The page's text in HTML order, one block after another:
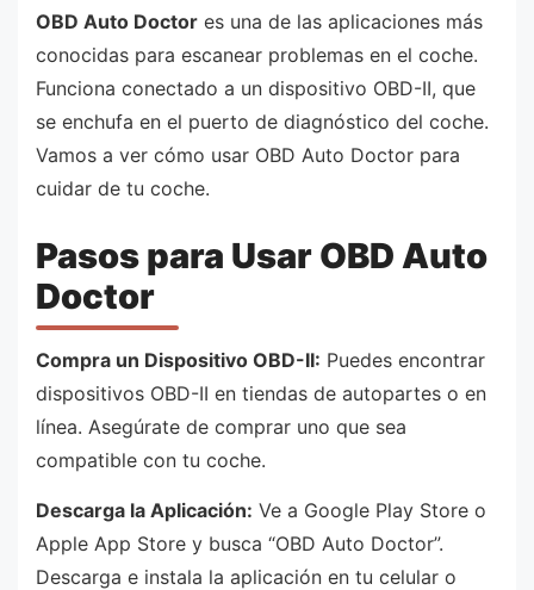
OBD Auto Doctor es una de las aplicaciones más
conocidas para escanear problemas en el coche.
Funciona conectado a un dispositivo OBD-II, que
se enchufa en el puerto de diagnóstico del coche.
Vamos a ver cómo usar OBD Auto Doctor para
cuidar de tu coche.
Pasos para Usar OBD Auto
Doctor
Compra un Dispositivo OBD-II: Puedes encontrar
dispositivos OBD-II en tiendas de autopartes o en
línea. Asegúrate de comprar uno que sea
compatible con tu coche.
Descarga la Aplicación: Ve a Google Play Store o
Apple App Store y busca “OBD Auto Doctor”.
Descarga e instala la aplicación en tu celular o